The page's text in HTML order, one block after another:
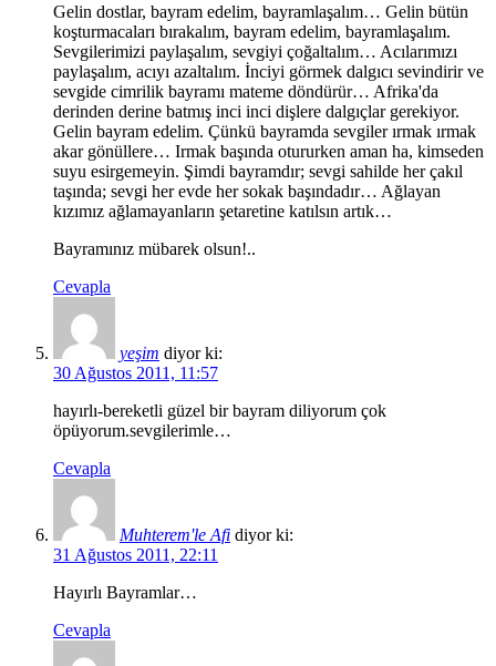
Gelin dostlar, bayram edelim, bayramlaşalım… Gelin bütün
koşturmacaları bırakalım, bayram edelim, bayramlaşalım.
Sevgilerimizi paylaşalım, sevgiyi çoğaltalım… Acılarımızı
paylaşalım, acıyı azaltalım. İnciyi görmek dalgıcı sevindirir ve
sevgide cimrilik bayramı mateme döndürür… Afrika'da
derinden derine batmış inci inci dişlere dalgıçlar gerekiyor.
Gelin bayram edelim. Çünkü bayramda sevgiler ırmak ırmak
akar gönüllere… Irmak başında otururken aman ha, kimseden
suyu esirgemeyin. Şimdi bayramdır; sevgi sahilde her çakıl
taşında; sevgi her evde her sokak başındadır… Ağlayan
kızımız ağlamayanların şetaretine katılsın artık…
Bayramınız mübarek olsun!..
Cevapla
yeşim diyor ki:
30 Ağustos 2011, 11:57
hayırlı-bereketli güzel bir bayram diliyorum çok
öpüyorum.sevgilerimle…
Cevapla
Muhterem'le Afi diyor ki:
31 Ağustos 2011, 22:11
Hayırlı Bayramlar…
Cevapla